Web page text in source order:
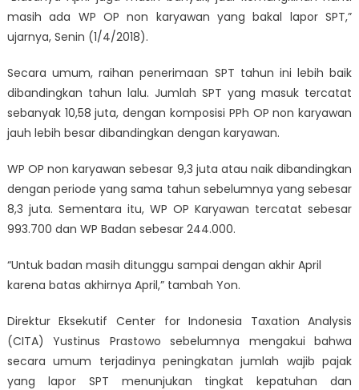
masih ada WP OP non karyawan yang bakal lapor SPT,”
ujarnya, Senin (1/4/2018).
Secara umum, raihan penerimaan SPT tahun ini lebih baik
dibandingkan tahun lalu. Jumlah SPT yang masuk tercatat
sebanyak 10,58 juta, dengan komposisi PPh OP non karyawan
jauh lebih besar dibandingkan dengan karyawan.
WP OP non karyawan sebesar 9,3 juta atau naik dibandingkan
dengan periode yang sama tahun sebelumnya yang sebesar
8,3 juta. Sementara itu, WP OP Karyawan tercatat sebesar
993.700 dan WP Badan sebesar 244.000.
“Untuk badan masih ditunggu sampai dengan akhir April
karena batas akhirnya April,” tambah Yon.
Direktur Eksekutif Center for Indonesia Taxation Analysis
(CITA) Yustinus Prastowo sebelumnya mengakui bahwa
secara umum terjadinya peningkatan jumlah wajib pajak
yang lapor SPT menunjukan tingkat kepatuhan dan